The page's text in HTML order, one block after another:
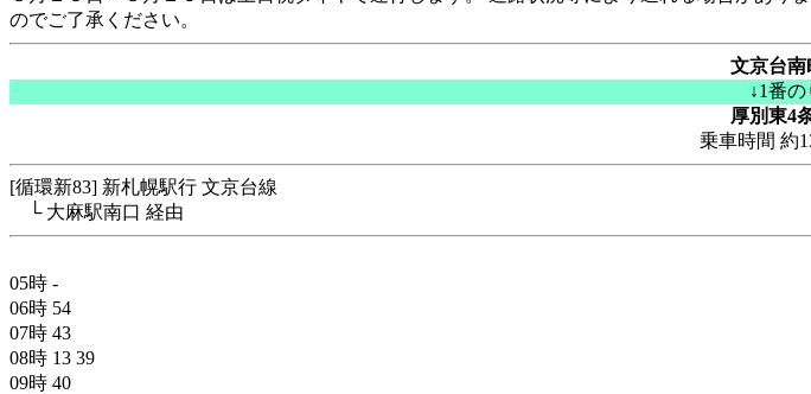
のでご了承ください。
文京台南
↓1番
厚別東4
乗車時間 約
[循環新83] 新札幌駅行 文京台線
└ 大麻駅南口 経由
05時 -
06時 54
07時 43
08時 13 39
09時 40